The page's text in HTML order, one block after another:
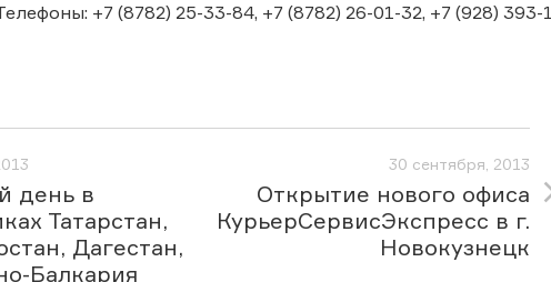
+7 (8782) 25-33-84, +7 (8782) 26-01-32, +7 (928) 393-
день в
Татарстан,
Дагестан,
Балкария
30 сентября, 2013
Открытие нового офиса
КурьерСервисЭкспресс в г.
Новокузнецк